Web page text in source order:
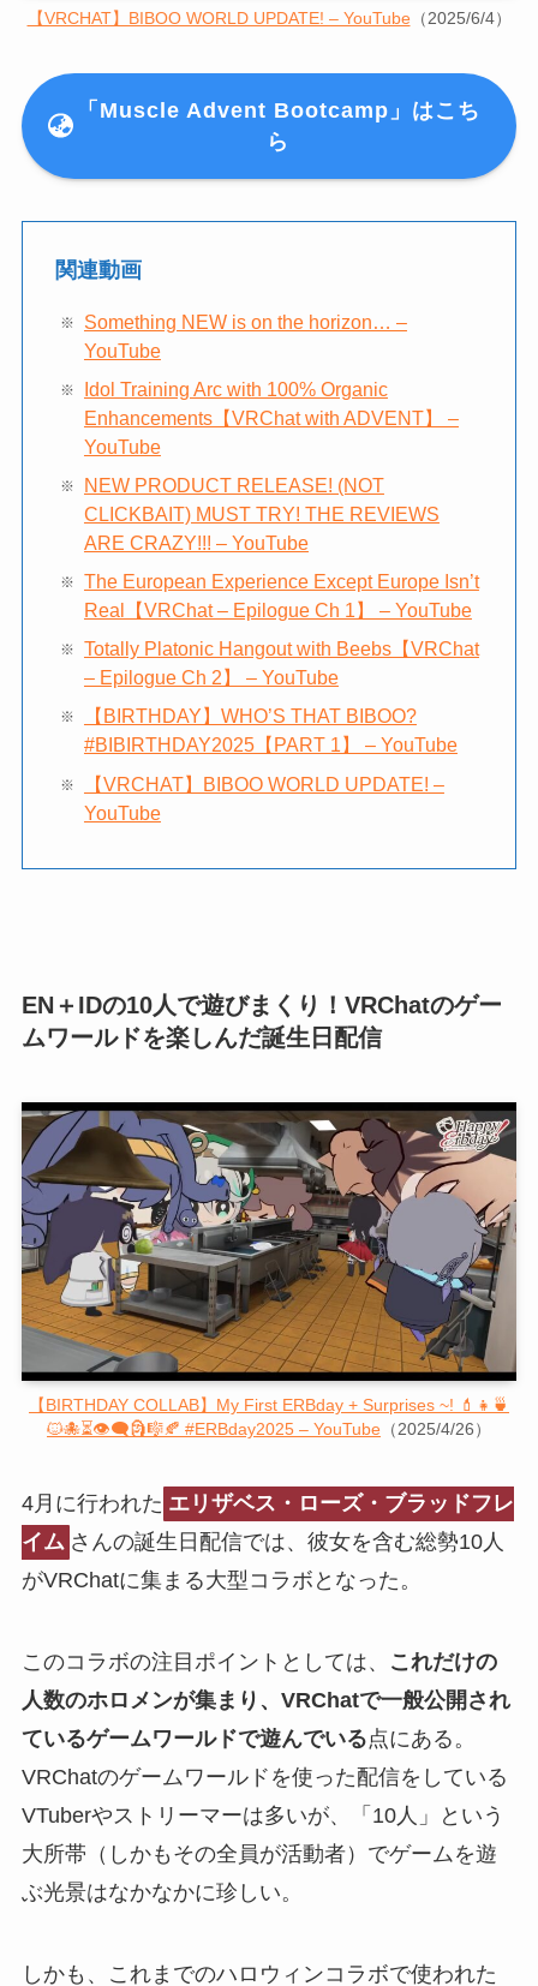
【VRCHAT】BIBOO WORLD UPDATE! – YouTube（2025/6/4）
「Muscle Advent Bootcamp」はこち
ら
関連動画
Something NEW is on the horizon… –
YouTube
Idol Training Arc with 100% Organic
Enhancements【VRChat with ADVENT】 –
YouTube
NEW PRODUCT RELEASE! (NOT
CLICKBAIT) MUST TRY! THE REVIEWS
ARE CRAZY!!! – YouTube
The European Experience Except Europe Isn’t
Real【VRChat – Epilogue Ch 1】 – YouTube
Totally Platonic Hangout with Beebs【VRChat
– Epilogue Ch 2】 – YouTube
【BIRTHDAY】WHO’S THAT BIBOO?
#BIBIRTHDAY2025【PART 1】 – YouTube
【VRCHAT】BIBOO WORLD UPDATE! –
YouTube
EN＋IDの10人で遊びまくり！VRChatのゲー
ムワールドを楽しんだ誕生日配信
【BIRTHDAY COLLAB】My First ERBday + Surprises ~! 💄👧🍵
🐱🐙⏳👁‍🗨🗿🎼🍂 #ERBday2025 – YouTube （2025/4/26）
4月に行われた エリザベス・ローズ・ブラッドフレ
イム さんの誕生日配信では、彼女を含む総勢10人
がVRChatに集まる大型コラボとなった。
このコラボの注目ポイントとしては、
これだけの
人数のホロメンが集まり、VRChatで一般公開され
ているゲームワールドで遊んでいる点にある。
VRChatのゲームワールドを使った配信をしている
VTuberやストリーマーは多いが、「10人」という
大所帯（しかもその全員が活動者）でゲームを遊
ぶ光景はなかなかに珍しい。
しかも、これまでのハロウィンコラボで使われた